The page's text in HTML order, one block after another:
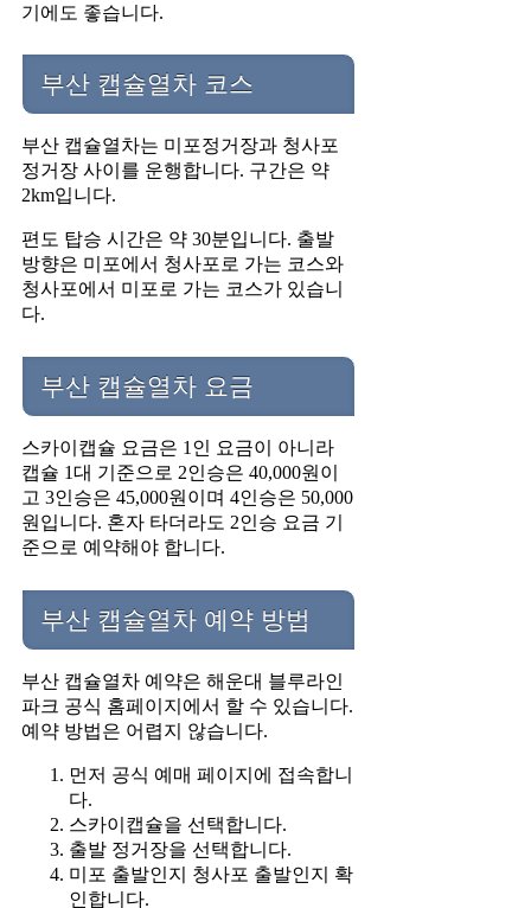
기에도 좋습니다.
부산 캡슐열차 코스
부산 캡슐열차는 미포정거장과 청사포
정거장 사이를 운행합니다. 구간은 약
2km입니다.
편도 탑승 시간은 약 30분입니다. 출발
방향은 미포에서 청사포로 가는 코스와
청사포에서 미포로 가는 코스가 있습니
다.
부산 캡슐열차 요금
스카이캡슐 요금은 1인 요금이 아니라
캡슐 1대 기준으로 2인승은 40,000원이
고 3인승은 45,000원이며 4인승은 50,000
원입니다. 혼자 타더라도 2인승 요금 기
준으로 예약해야 합니다.
부산 캡슐열차 예약 방법
부산 캡슐열차 예약은 해운대 블루라인
파크 공식 홈페이지에서 할 수 있습니다.
예약 방법은 어렵지 않습니다.
먼저 공식 예매 페이지에 접속합니
다.
스카이캡슐을 선택합니다.
출발 정거장을 선택합니다.
미포 출발인지 청사포 출발인지 확
인합니다.